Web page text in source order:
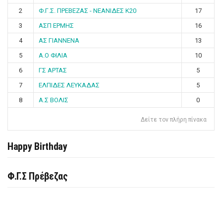
2
Φ.Γ.Σ. ΠΡΕΒΕΖΑΣ - ΝΕΑΝΙΔΕΣ Κ20
17
3
ΑΣΠ ΕΡΜΗΣ
16
4
ΑΣ ΓΙΑΝΝΕΝΑ
13
5
Α.Ο ΦΙΛΙΑ
10
6
ΓΣ ΑΡΤΑΣ
5
7
ΕΛΠΙΔΕΣ ΛΕΥΚΑΔΑΣ
5
8
Α.Σ ΒΟΛΙΣ 0
Δείτε τον πλήρη πίνακα
Happy Birthday
Φ.Γ.Σ Πρέβεζας